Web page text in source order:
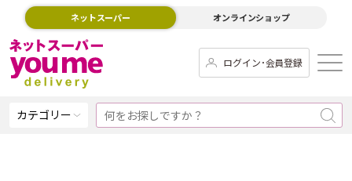
ネットスーパー オンラインショップ
ログイン･会員登録
カテゴリー